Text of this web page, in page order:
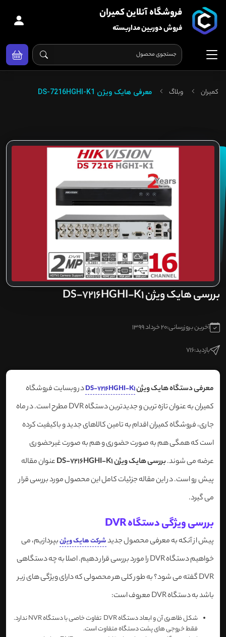
فروشگاه آنلاین کمیران
فروش دوربین مداربسته
کمیران وبلاگ معرفی هایک ویژن DS-7216HGHI-K1
بررسی هایک ویژن DS-7216HGHI-K1
آخرین بروزرسانی:20 خرداد 1399
بازدید:716
معرفی دستگاه هایک ویژنDS-7216HGHI-K1در وبسایت فروشگاه
کمیران به عنوان تازه ترین و جدیدترین دستگاه DVR مطرح است. در ماه
جاری، فروشگاه کمیران اقدام به تامین کالاهای جدید و باکیفیت کرده
است که همگی هم به صورت حضوری و هم به صورت غیرحضوری
عرضه می شوند.بررسی هایک ویژن DS-7216HGHI-K1
عنوان مقاله
پیش رو است. در این مقاله جزئیات کامل این محصول مورد بررسی قرار
می گیرد.
بررسی ویژگی دستگاه DVR
پیش از آنکه به معرفی محصول جدیدشرکت هایک ویژنبپردازیم، می
خواهیم دستگاه DVR را مورد بررسی قرار دهیم. اصلا به چه دستگاهی
DVR گفته می شود؟ به طور کلی هر محصولی که دارای ویژگی های زیر
باشد به دستگاه DVR معروف است:
شکل ظاهری آن و ابعاد دستگاه DVR تفاوت خاصی با دستگاه NVR ندارد.
فقط خروجی های پشت دستگاه متفاوت است.